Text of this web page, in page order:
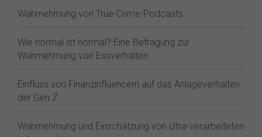
Wahrnehmung von True-Crime-Podcasts
Wie normal ist normal? Eine Befragung zur
Wahrnehmung von Essverhalten
Einfluss von Finanzinfluencern auf das Anlageverhalten
der Gen Z⁠
Wahrnehmung und Einschätzung von ultra-verarbeiteten